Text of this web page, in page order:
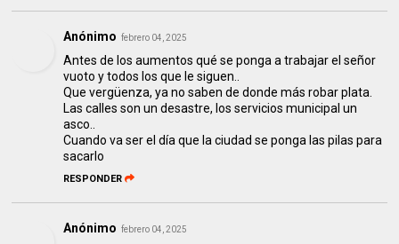
Anónimo febrero 04, 2025
Antes de los aumentos qué se ponga a trabajar el señor
vuoto y todos los que le siguen..
Que vergüenza, ya no saben de donde más robar plata.
Las calles son un desastre, los servicios municipal un
asco..
Cuando va ser el día que la ciudad se ponga las pilas para
sacarlo
RESPONDER
Anónimo febrero 04, 2025